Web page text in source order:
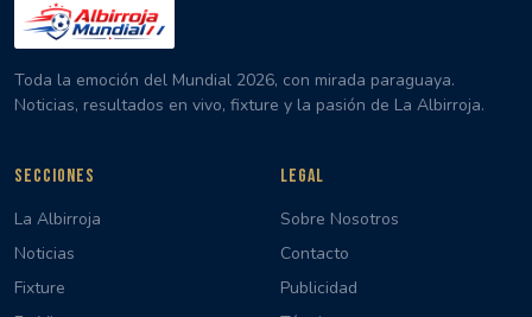
Toda la emoción del Mundial 2026, con mirada paraguaya.
Noticias, resultados en vivo, fixture y la pasión de La Albirroja.
SECCIONES
La Albirroja
Noticias
Fixture
LEGAL
Sobre Nosotros
Contacto
Publicidad